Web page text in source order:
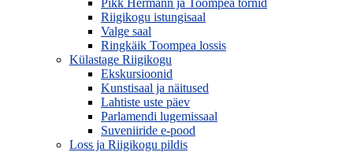
Riigikogu istungisaal
Valge saal
Ringkäik Toompea lossis
Külastage Riigikogu
Ekskursioonid
Kunstisaal ja näitused
Lahtiste uste päev
Parlamendi lugemissaal
Suveniiride e-pood
Loss ja Riigikogu pildis